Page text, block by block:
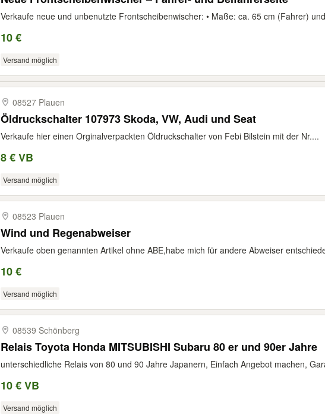
Verkaufe neue und unbenutzte Frontscheibenwischer: • Maße: ca. 65 cm (Fahrer)
10 €
Versand möglich
08527 Plauen
Öldruckschalter 107973 Skoda, VW, Audi und Seat
Verkaufe hier einen Orginalverpackten Öldruckschalter von Febi Bilstein mit der Nr....
8 € VB
Versand möglich
08523 Plauen
Wind und Regenabweiser
Verkaufe oben genannten Artikel ohne ABE,habe mich für andere Abweiser
10 €
Versand möglich
08539 Schönberg
Relais Toyota Honda MITSUBISHI Subaru 80 er und 90er Jahre
unterschiedliche Relais von 80 und 90 Jahre Japanern, Einfach Angebot machen,
10 € VB
Versand möglich